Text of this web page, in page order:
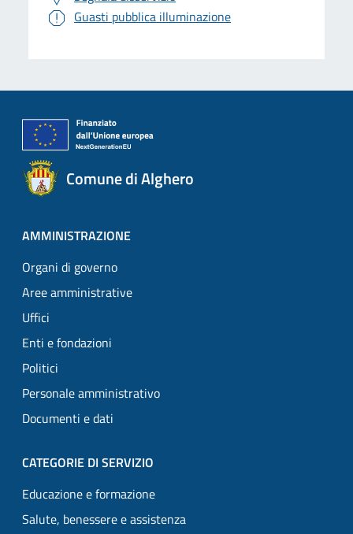
Guasti pubblica illuminazione
Comune di Alghero
AMMINISTRAZIONE
Organi di governo
Aree amministrative
Uffici
Enti e fondazioni
Politici
Personale amministrativo
Documenti e dati
CATEGORIE DI SERVIZIO
Educazione e formazione
Salute, benessere e assistenza